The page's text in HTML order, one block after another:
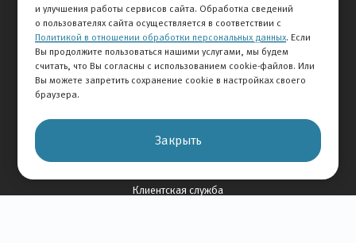
Вакансии
Новости
Карта сайта
Контакты
+7 495 234-33-66
Клиентская служба
и улучшения работы сервисов сайта. Обработка сведений
о пользователях сайта осуществляется в соответствии с
Политикой в отношении обработки персональных данных. Если
Вы продолжите пользоваться нашими услугами, мы будем
считать, что Вы согласны с использованием cookie-файлов. Или
Вы можете запретить сохранение cookie в настройках своего
браузера.
Закрыть